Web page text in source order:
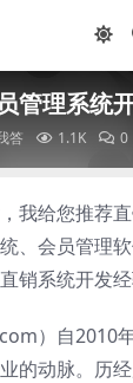
管理系统
答 1.1K 0
我给您推荐
、会员管理
销系统开发经
）自2010
的动脉。历